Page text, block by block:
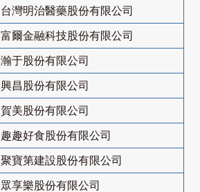
台灣明治醫藥股份有限公司
富爾金融科技股份有限公司
瀚于股份有限公司
興昌股份有限公司
賀美股份有限公司
趣趣好食股份有限公司
聚寶第建設股份有限公司
眾享樂股份有限公司